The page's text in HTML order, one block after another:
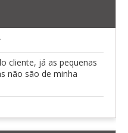
cliente, já as pequenas
não são de minha